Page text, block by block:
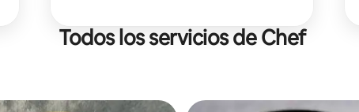
Todos los servicios de Chef